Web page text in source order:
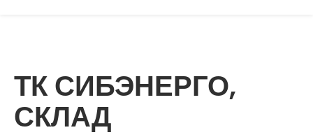
ТК СИБЭНЕРГО,
СКЛАД